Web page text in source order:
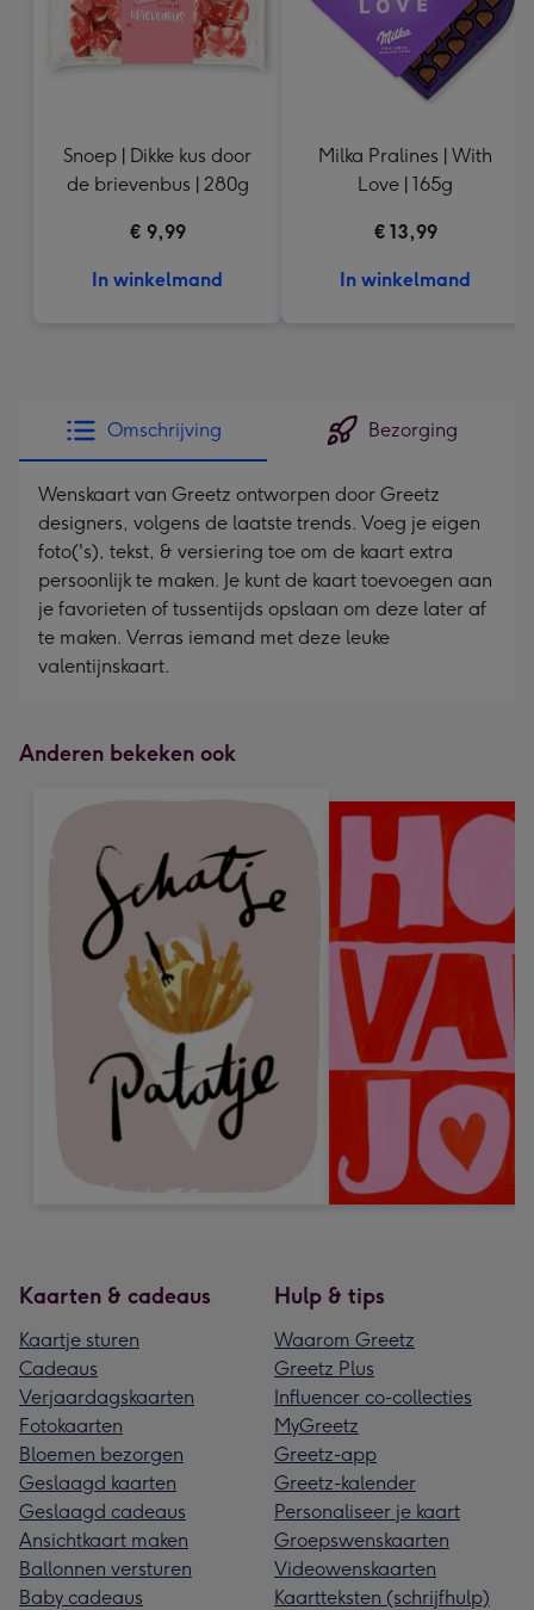
Snoep | Dikke kus door
de brievenbus | 280g
€ 9,99
In winkelmand
Milka Pralines | With
Love | 165g
€ 13,99
In winkelmand
Omschrijving Bezorging
Wenskaart van Greetz ontworpen door Greetz
designers, volgens de laatste trends. Voeg je eigen
foto('s), tekst, & versiering toe om de kaart extra
persoonlijk te maken. Je kunt de kaart toevoegen aan
je favorieten of tussentijds opslaan om deze later af
te maken. Verras iemand met deze leuke
valentijnskaart.
Anderen bekeken ook
Kaarten & cadeaus
Kaartje sturen
Cadeaus
Verjaardagskaarten
Fotokaarten
Bloemen bezorgen
Geslaagd kaarten
Geslaagd cadeaus
Ansichtkaart maken
Ballonnen versturen
Baby cadeaus
Hulp & tips
Waarom Greetz
Greetz Plus
Influencer co-collecties
MyGreetz
Greetz-app
Greetz-kalender
Personaliseer je kaart
Groepswenskaarten
Videowenskaarten
Kaartteksten (schrijfhulp)